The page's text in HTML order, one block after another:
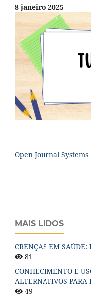
8 janeiro 2025
Open Journal Systems
MAIS LIDOS
CRENÇAS EM
81
CONHECIMENTO E
ALTERNATIVOS
49